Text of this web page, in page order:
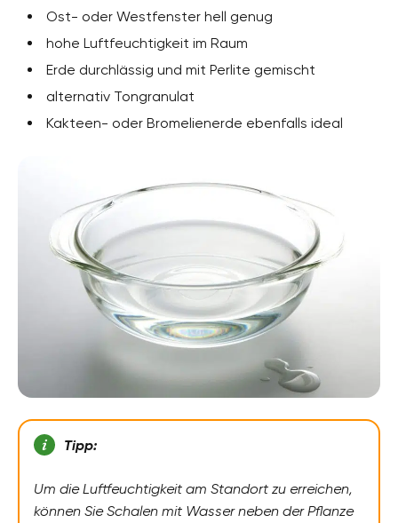
Ost- oder Westfenster hell genug
hohe Luftfeuchtigkeit im Raum
Erde durchlässig und mit Perlite gemischt
alternativ Tongranulat
Kakteen- oder Bromelienerde ebenfalls ideal
Tipp:
Um die Luftfeuchtigkeit am Standort zu erreichen,
können Sie Schalen mit Wasser neben der Pflanze